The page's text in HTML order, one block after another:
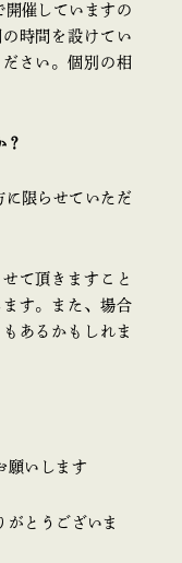
開催していますの
時間を設けてい
さい。個別の相
？
に限らせていただ
て頂きますこと
す。また、場合
あるかもしれま
願いします
がとうございま